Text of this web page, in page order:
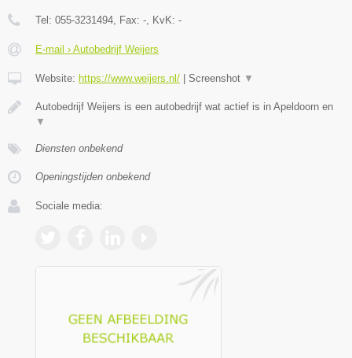
Tel: 055-3231494, Fax: -, KvK: -
E-mail › Autobedrijf Weijers
Website: https://www.weijers.nl/ Screenshot ▼
Autobedrijf Weijers is een autobedrijf wat actief is in Apeldoorn en
▼
Diensten onbekend
Openingstijden onbekend
Sociale media: